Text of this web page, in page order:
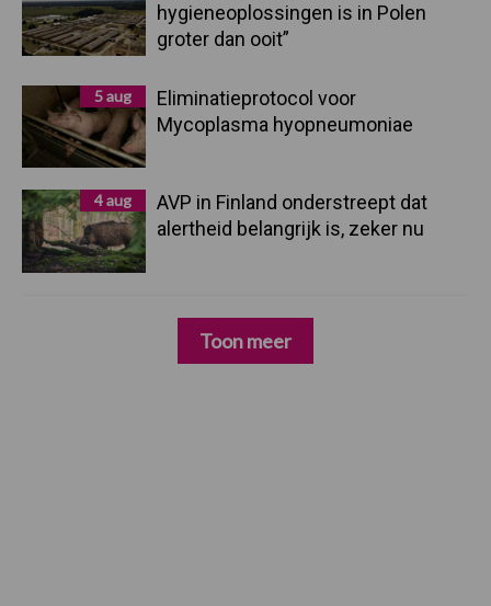
hygieneoplossingen is in Polen
groter dan ooit”
5 aug
Eliminatieprotocol voor
Mycoplasma hyopneumoniae
4 aug
AVP in Finland onderstreept dat
alertheid belangrijk is, zeker nu
Toon meer